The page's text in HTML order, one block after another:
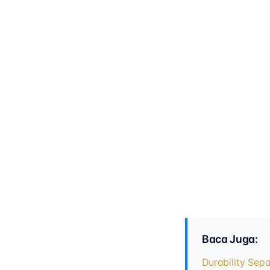
Baca Juga:
Durability